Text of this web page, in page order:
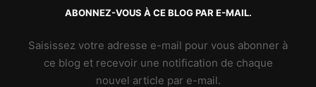
ABONNEZ-VOUS À CE BLOG PAR E-MAIL.
Saisissez votre adresse e-mail pour vous abonner à
ce blog et recevoir une notification de chaque
nouvel article par e-mail.